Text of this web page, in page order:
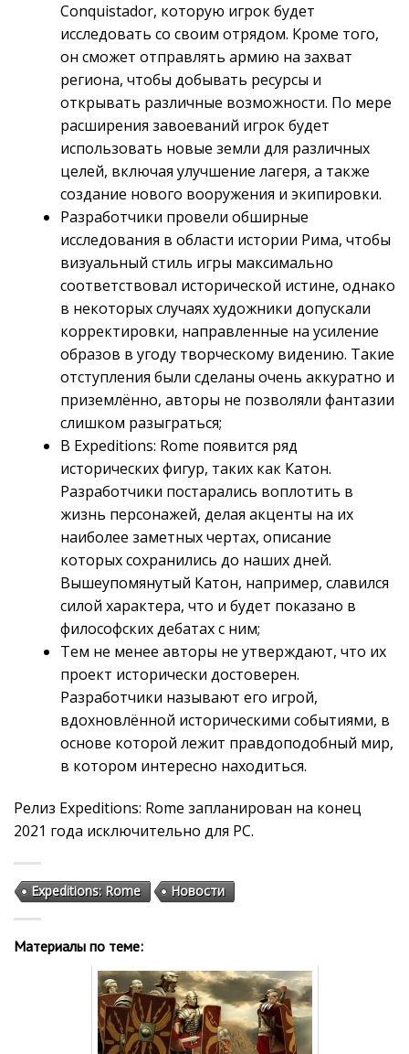
Conquistador, которую игрок будет
исследовать со своим отрядом. Кроме того,
он сможет отправлять армию на захват
региона, чтобы добывать ресурсы и
открывать различные возможности. По мере
расширения завоеваний игрок будет
использовать новые земли для различных
целей, включая улучшение лагеря, а также
создание нового вооружения и экипировки.
Разработчики провели обширные
исследования в области истории Рима, чтобы
визуальный стиль игры максимально
соответствовал исторической истине, однако
в некоторых случаях художники допускали
корректировки, направленные на усиление
образов в угоду творческому видению. Такие
отступления были сделаны очень аккуратно и
приземлённо, авторы не позволяли фантазии
слишком разыграться;
В Expeditions: Rome появится ряд
исторических фигур, таких как Катон.
Разработчики постарались воплотить в
жизнь персонажей, делая акценты на их
наиболее заметных чертах, описание
которых сохранились до наших дней.
Вышеупомянутый Катон, например, славился
силой характера, что и будет показано в
философских дебатах с ним;
Тем не менее авторы не утверждают, что их
проект исторически достоверен.
Разработчики называют его игрой,
вдохновлённой историческими событиями, в
основе которой лежит правдоподобный мир,
в котором интересно находиться.
Релиз Expeditions: Rome запланирован на конец
2021 года исключительно для PC.
Expeditions: Rome Новости
Материалы по теме: